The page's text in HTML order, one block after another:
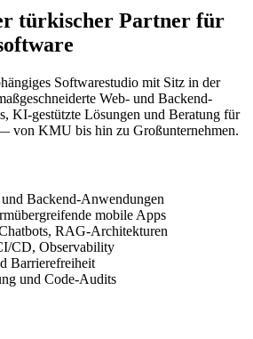
türkischer Partner für
Softwarestudio mit Sitz in der
Web- und Backend-
KI-gestützte Lösungen und Beratung für
von KMU bis hin zu Großunternehmen.
Backend-Anwendungen
mobile Apps
RAG-Architekturen
CD, Observability
Barrierefreiheit
und Code-Audits